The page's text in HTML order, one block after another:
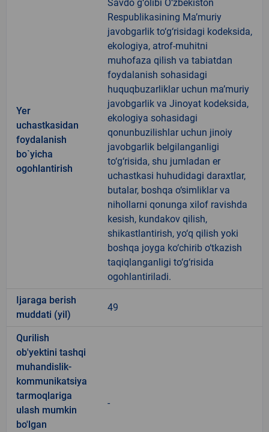
Yer
uchastkasidan
foydalanish
bo`yicha
ogohlantirish
Savdo g‘olibi O‘zbekiston
Respublikasining Ma’muriy
javobgarlik to‘g‘risidagi kodeksida,
ekologiya, atrof-muhitni
muhofaza qilish va tabiatdan
foydalanish sohasidagi
huquqbuzarliklar uchun ma’muriy
javobgarlik va Jinoyat kodeksida,
ekologiya sohasidagi
qonunbuzilishlar uchun jinoiy
javobgarlik belgilanganligi
to‘g‘risida, shu jumladan er
uchastkasi huhudidagi daraxtlar,
butalar, boshqa o‘simliklar va
nihollarni qonunga xilof ravishda
kesish, kundakov qilish,
shikastlantirish, yo‘q qilish yoki
boshqa joyga ko‘chirib o‘tkazish
taqiqlanganligi to‘g‘risida
ogohlantiriladi.
Ijaraga berish
muddati (yil)
49
Qurilish
ob'yektini tashqi
muhandislik-
kommunikatsiya
tarmoqlariga
ulash mumkin
bo'lgan
-